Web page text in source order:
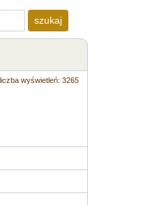
szukaj
liczba wyświetleń: 3265